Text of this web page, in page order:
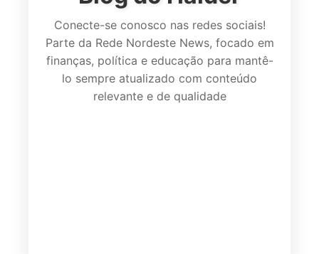
Conecte-se conosco nas redes sociais!
Parte da Rede Nordeste News, focado em
finanças, política e educação para mantê-
lo sempre atualizado com conteúdo
relevante e de qualidade